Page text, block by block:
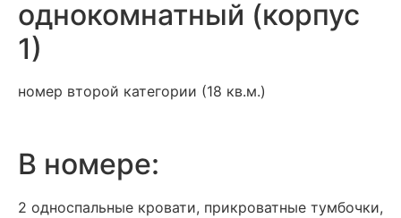
однокомнатный (корпус
1)
номер второй категории (18 кв.м.)
В номере:
2 односпальные кровати, прикроватные тумбочки,